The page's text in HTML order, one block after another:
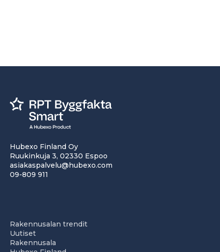
Hubexo Finland Oy
Ruukinkuja 3, 02330 Espoo
asiakaspalvelu@hubexo.com
09-809 911
Rakennusalan trendit
Uutiset
Rakennusala